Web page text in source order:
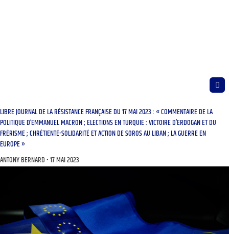
LIBRE JOURNAL DE LA RÉSISTANCE FRANÇAISE DU 17 MAI 2023 : « COMMENTAIRE DE LA
POLITIQUE D’EMMANUEL MACRON ; ELECTIONS EN TURQUIE : VICTOIRE D’ERDOGAN ET DU
FRÉRISME ; CHRÉTIENTÉ-SOLIDARITÉ ET ACTION DE SOROS AU LIBAN ; LA GUERRE EN
EUROPE »
ANTONY BERNARD 17 MAI 2023